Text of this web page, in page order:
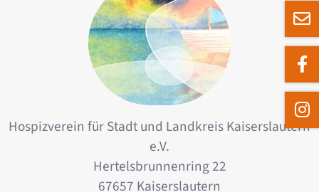
Hospizverein für Stadt und Landkreis Kaiserslautern
e.V.
Hertelsbrunnenring 22
67657 Kaiserslautern